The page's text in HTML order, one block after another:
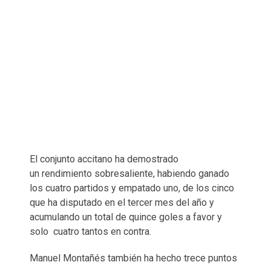
El conjunto accitano ha demostrado
un rendimiento sobresaliente, habiendo ganado
los cuatro partidos y empatado uno, de los cinco
que ha disputado en el tercer mes del año y
acumulando un total de quince goles a favor y
solo cuatro tantos en contra.
Manuel Montañés también ha hecho trece puntos